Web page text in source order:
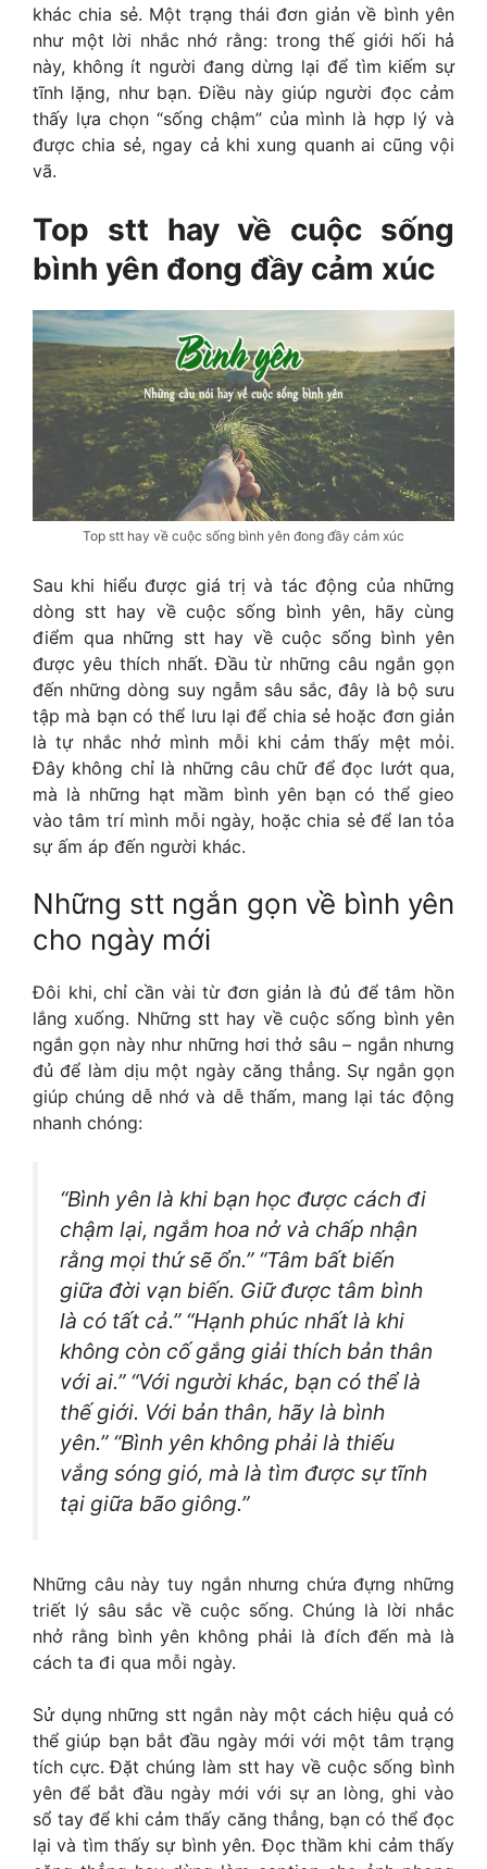
khác chia sẻ. Một trạng thái đơn giản về bình yên
như một lời nhắc nhớ rằng: trong thế giới hối hả
này, không ít người đang dừng lại để tìm kiếm sự
tĩnh lặng, như bạn. Điều này giúp người đọc cảm
thấy lựa chọn “sống chậm” của mình là hợp lý và
được chia sẻ, ngay cả khi xung quanh ai cũng vội
vã.
Top stt hay về cuộc sống
bình yên đong đầy cảm xúc
Top stt hay về cuộc sống bình yên đong đầy cảm xúc
Sau khi hiểu được giá trị và tác động của những
dòng stt hay về cuộc sống bình yên, hãy cùng
điểm qua những stt hay về cuộc sống bình yên
được yêu thích nhất. Đầu từ những câu ngắn gọn
đến những dòng suy ngẫm sâu sắc, đây là bộ sưu
tập mà bạn có thể lưu lại để chia sẻ hoặc đơn giản
là tự nhắc nhở mình mỗi khi cảm thấy mệt mỏi.
Đây không chỉ là những câu chữ để đọc lướt qua,
mà là những hạt mầm bình yên bạn có thể gieo
vào tâm trí mình mỗi ngày, hoặc chia sẻ để lan tỏa
sự ấm áp đến người khác.
Những stt ngắn gọn về bình yên
cho ngày mới
Đôi khi, chỉ cần vài từ đơn giản là đủ để tâm hồn
lắng xuống. Những stt hay về cuộc sống bình yên
ngắn gọn này như những hơi thở sâu – ngắn nhưng
đủ để làm dịu một ngày căng thẳng. Sự ngắn gọn
giúp chúng dễ nhớ và dễ thấm, mang lại tác động
nhanh chóng:
“Bình yên là khi bạn học được cách đi
chậm lại, ngắm hoa nở và chấp nhận
rằng mọi thứ sẽ ổn.” “Tâm bất biến
giữa đời vạn biến. Giữ được tâm bình
là có tất cả.” “Hạnh phúc nhất là khi
không còn cố gắng giải thích bản thân
với ai.” “Với người khác, bạn có thể là
thế giới. Với bản thân, hãy là bình
yên.” “Bình yên không phải là thiếu
vắng sóng gió, mà là tìm được sự tĩnh
tại giữa bão giông.”
Những câu này tuy ngắn nhưng chứa đựng những
triết lý sâu sắc về cuộc sống. Chúng là lời nhắc
nhở rằng bình yên không phải là đích đến mà là
cách ta đi qua mỗi ngày.
Sử dụng những stt ngắn này một cách hiệu quả có
thể giúp bạn bắt đầu ngày mới với một tâm trạng
tích cực. Đặt chúng làm stt hay về cuộc sống bình
yên để bắt đầu ngày mới với sự an lòng, ghi vào
sổ tay để khi cảm thấy căng thẳng, bạn có thể đọc
lại và tìm thấy sự bình yên. Đọc thầm khi cảm thấy